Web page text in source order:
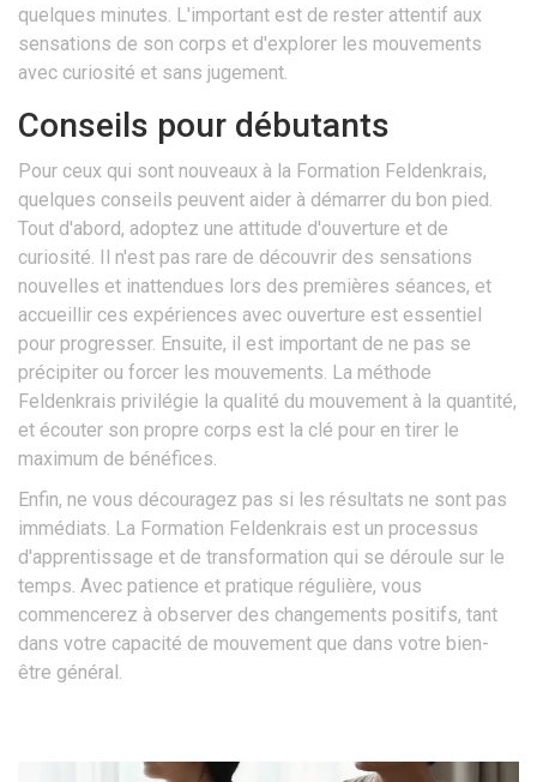
quelques minutes. L'important est de rester attentif aux
sensations de son corps et d'explorer les mouvements
avec curiosité et sans jugement.
Conseils pour débutants
Pour ceux qui sont nouveaux à la Formation Feldenkrais,
quelques conseils peuvent aider à démarrer du bon pied.
Tout d'abord, adoptez une attitude d'ouverture et de
curiosité. Il n'est pas rare de découvrir des sensations
nouvelles et inattendues lors des premières séances, et
accueillir ces expériences avec ouverture est essentiel
pour progresser. Ensuite, il est important de ne pas se
précipiter ou forcer les mouvements. La méthode
Feldenkrais privilégie la qualité du mouvement à la quantité,
et écouter son propre corps est la clé pour en tirer le
maximum de bénéfices.
Enfin, ne vous découragez pas si les résultats ne sont pas
immédiats. La Formation Feldenkrais est un processus
d'apprentissage et de transformation qui se déroule sur le
temps. Avec patience et pratique régulière, vous
commencerez à observer des changements positifs, tant
dans votre capacité de mouvement que dans votre bien-
être général.